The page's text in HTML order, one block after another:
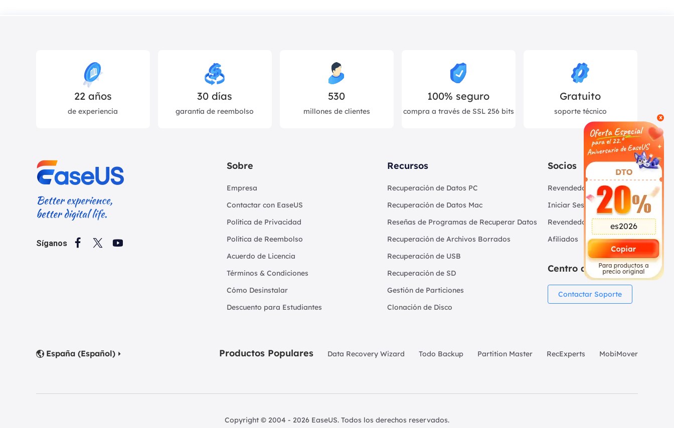
x
es2026
22años
de experiencia
30 días
garantía de reembolso
530
millones de clientes
100% seguro
compra a través de SSL 256 bits
Gratuito
soporte técnico
Síganos   
Sobre
Empresa
Contactar con EaseUS
Política de Privacidad
Política de Reembolso
Acuerdo de Licencia
Términos & Condiciones
Cómo Desinstalar
Descuento para Estudiantes
Recursos
Recuperación de Datos PC
Recuperación de Datos Mac
Reseñas de Programas de Recuperar Datos
Recuperación de Archivos Borrados
Recuperación de USB
Recuperación de SD
Gestión de Particiones
Clonación de Disco
Socios
Revendedores
Iniciar Sesión -
Revendedor
Afiliados
Centro de Soporte
Contactar Soporte
Productos Populares Data Recovery Wizard Todo Backup Partition Master RecExperts MobiMover
 España (Español) 
Copyright © 2004 - 2026 EaseUS. Todos los derechos reservados.